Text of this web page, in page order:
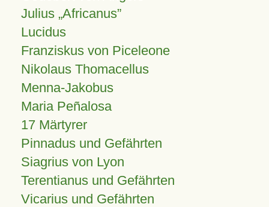
Julius Africanus
Lucidus
Franziskus von Piceleone
Nikolaus Thomacellus
Menna-Jakobus
Maria Peñalosa
17 Märtyrer
Pinnadus und Gefährten
Siagrius von Lyon
Terentianus und Gefährten
Vicarius und Gefährten